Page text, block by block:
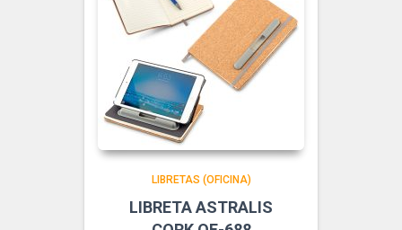
LIBRETAS (OFICINA)
LIBRETA ASTRALIS